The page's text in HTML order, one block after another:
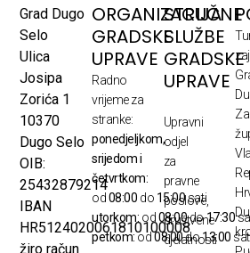
Grad Dugo
Selo
Ulica
Josipa
Zorića 1
10370
Dugo Selo
OIB:
25432879214
IBAN
HR5124020061810100008
žiro račun
ORGANIZACIJA
GRADSKE
UPRAVE
Radno
vrijeme za
stranke:
ponedjeljkom,
srijedom i
četvrtkom:
od08:00 do 15:00sati
utorkom: od08:00do17:30
petkom:od08:00do13:00
STRUČNE
SLUŽBE
GRADSKE
UPRAVE
Upravni
odjel
za
pravne
poslove,
društvene
djelatnosti